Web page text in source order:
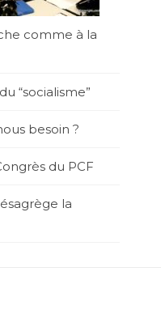
comme à la
“socialisme”
besoin ?
du PCF
la